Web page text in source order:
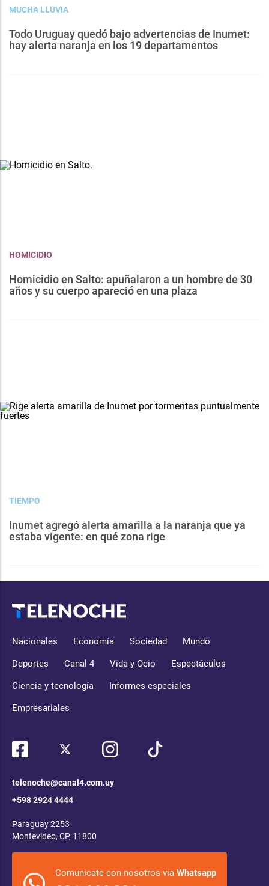
MUCHA LLUVIA
Todo Uruguay quedó bajo advertencias de Inumet:
hay alerta naranja en los 19 departamentos
HOMICIDIO
Homicidio en Salto: apuñalaron a un hombre de 30
años y su cuerpo apareció en una plaza
TIEMPO
Inumet agregó alerta amarilla a la naranja que ya
estaba vigente: en qué zona rige
Nacionales Economía Sociedad Mundo
Deportes Canal 4 Vida y Ocio Espectáculos
Ciencia y tecnología Informes especiales
Empresariales
telenoche@canal4.com.uy
+598 2924 4444
Paraguay 2253
Montevideo, CP, 11800
Comunicate con nosotros via Whatsapp